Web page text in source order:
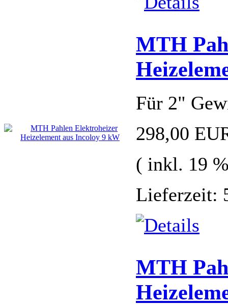
MTH
Für 2"
298,00
( inkl. 19
Lieferzeit:
MTH